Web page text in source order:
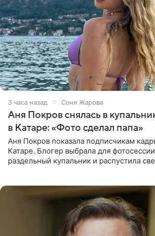
3 часа назад Соня Жарова
Аня Покров снялась в
в Катаре: «Фото сделал папа»
Аня Покров показала подписчикам
Катаре. Блогер выбрала для
раздельный купальник и распустила